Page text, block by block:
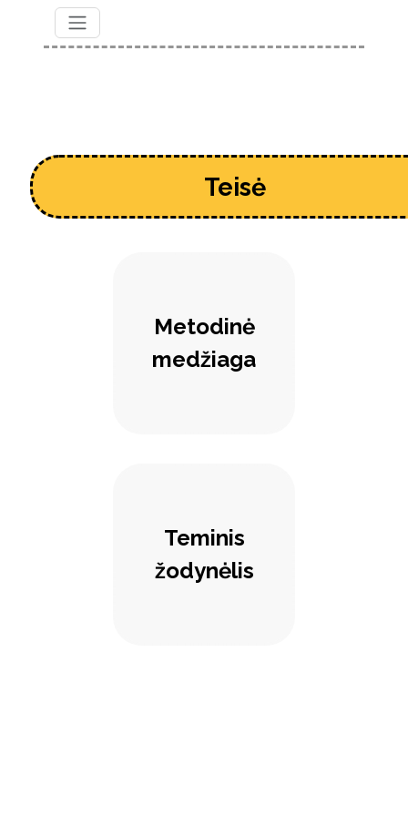
Teisė
Metodinė
medžiaga
Teminis
žodynėlis